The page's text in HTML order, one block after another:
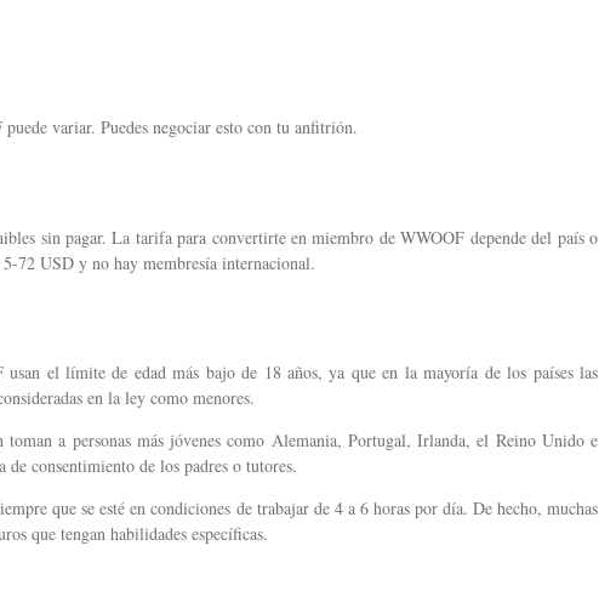
variar. Puedes negociar esto con tu anfitrión.
sin pagar. La tarifa para convertirte en miembro de WWOOF depende del país o
72 USD y no hay membresía internacional.
el límite de edad más bajo de 18 años, ya que en la mayoría de los países las
en la ley como menores.
toman a personas más jóvenes como Alemania, Portugal, Irlanda, el Reino Unido e
consentimiento de los padres o tutores.
que se esté en condiciones de trabajar de 4 a 6 horas por día. De hecho, muchas
que tengan habilidades específicas.